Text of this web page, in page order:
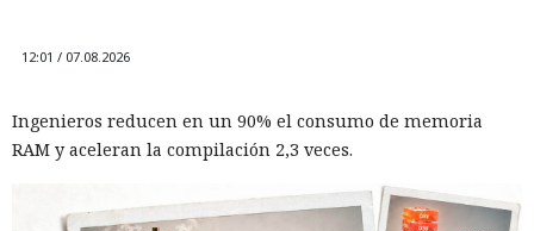
12:01 / 07.08.2026
Ingenieros reducen en un 90% el consumo de memoria
RAM y aceleran la compilación 2,3 veces.